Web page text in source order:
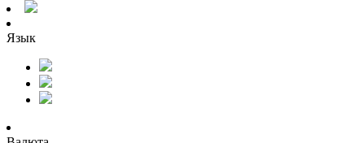
Язык